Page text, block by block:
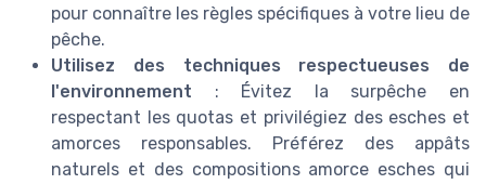
pour connaître les règles spécifiques à votre lieu de
pêche.
Utilisez des techniques respectueuses de
l'environnement : Évitez la surpêche en
respectant les quotas et privilégiez des esches et
amorces responsables. Préférez des appâts
naturels et des compositions amorce esches qui